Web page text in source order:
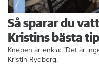
Så sparar du
Kristins bästa
Knepen är enkla: ”Det är
Kristin Rydberg.